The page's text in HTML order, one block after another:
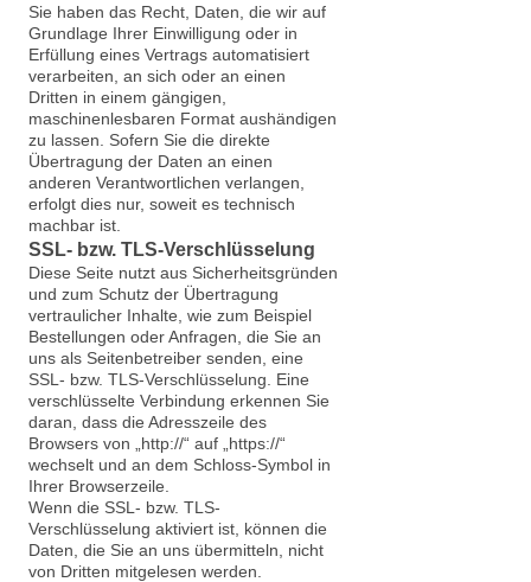
Sie haben das Recht, Daten, die wir auf
Grundlage Ihrer Einwilligung oder in
Erfüllung eines Vertrags automatisiert
verarbeiten, an sich oder an einen
Dritten in einem gängigen,
maschinenlesbaren Format aushändigen
zu lassen. Sofern Sie die direkte
Übertragung der Daten an einen
anderen Verantwortlichen verlangen,
erfolgt dies nur, soweit es technisch
machbar ist.
SSL- bzw. TLS-Verschlüsselung
Diese Seite nutzt aus Sicherheitsgründen
und zum Schutz der Übertragung
vertraulicher Inhalte, wie zum Beispiel
Bestellungen oder Anfragen, die Sie an
uns als Seitenbetreiber senden, eine
SSL- bzw. TLS-Verschlüsselung. Eine
verschlüsselte Verbindung erkennen Sie
daran, dass die Adresszeile des
Browsers von „http://“ auf „https://“
wechselt und an dem Schloss-Symbol in
Ihrer Browserzeile.
Wenn die SSL- bzw. TLS-
Verschlüsselung aktiviert ist, können die
Daten, die Sie an uns übermitteln, nicht
von Dritten mitgelesen werden.